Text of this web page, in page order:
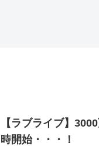
【ラブライブ】
時開始・・・！